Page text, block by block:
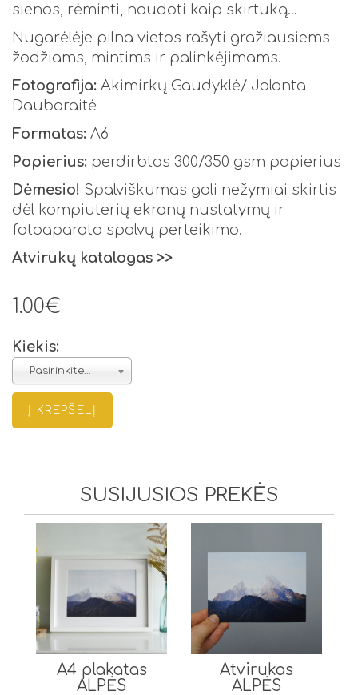
sienos, rėminti, naudoti kaip skirtuką...
Nugarėlėje pilna vietos rašyti gražiausiems
žodžiams, mintims ir palinkėjimams.
Fotografija: Akimirkų Gaudyklė/ Jolanta
Daubaraitė
Formatas: A6
Popierius: perdirbtas 300/350 gsm popierius
Dėmesio! Spalviškumas gali nežymiai skirtis
dėl kompiuterių ekranų nustatymų ir
fotoaparato spalvų perteikimo.
Atvirukų katalogas >>
1.00€
Kiekis:
Pasirinkite...
SUSIJUSIOS PREKĖS
A4 plakatas
ALPĖS
Atvirukas
ALPĖS